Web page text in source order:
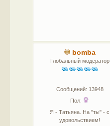
bomba
Глобальный модератор
Сообщений: 13948
Пол:
Я - Татьяна. На "ты" - с
удовольствием!